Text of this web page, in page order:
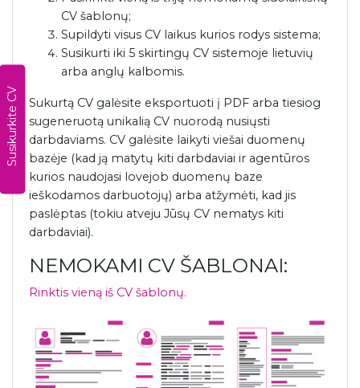
Susikurkite CV
CV šablonų;
Supildyti visus CV laikus kurios rodys sistema;
Susikurti iki 5 skirtingų CV sistemoje lietuvių
arba anglų kalbomis.
Sukurtą CV galėsite eksportuoti į PDF arba tiesiog
sugeneruotą unikalią CV nuorodą nusiųsti
darbdaviams. CV galėsite laikyti viešai duomenų
bazėje (kad ją matytų kiti darbdaviai ir agentūros
kurios naudojasi lovejob duomenų baze
ieškodamos darbuotojų) arba atžymėti, kad jis
paslėptas (tokiu atveju Jūsų CV nematys kiti
darbdaviai).
NEMOKAMI CV ŠABLONAI:
Rinktis vieną iš CV šablonų.